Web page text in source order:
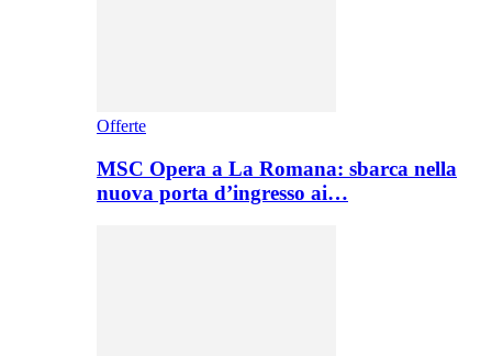
Offerte
MSC Opera a La Romana: sbarca nella
nuova porta d’ingresso ai…